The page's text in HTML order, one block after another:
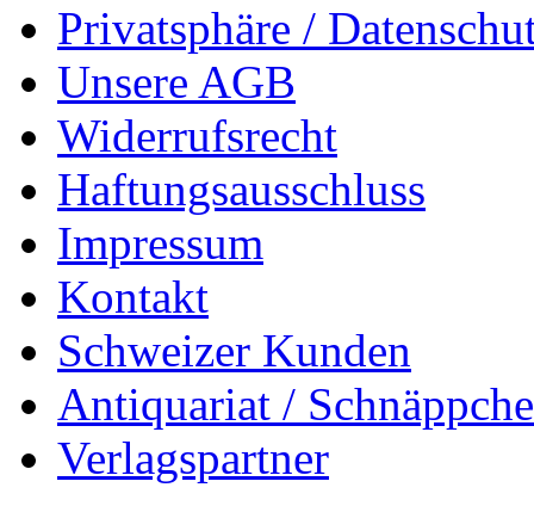
Privatsphäre /
Unsere AGB
Widerrufsrecht
Haftungsausschluss
Impressum
Kontakt
Schweizer Kunden
Antiquariat /
Verlagspartner